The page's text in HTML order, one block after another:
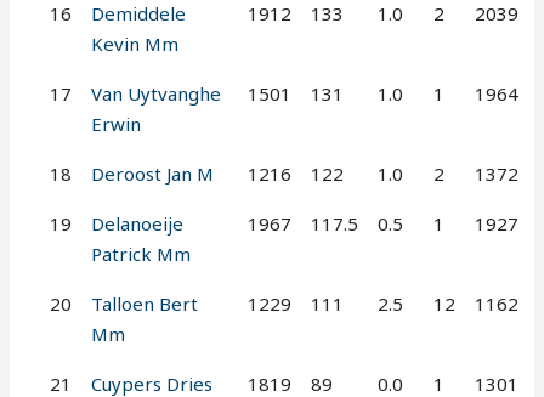
16
Demiddele
Kevin Mm
1912 133 1.0 2 2039
17
Van Uytvanghe
Erwin
1501 131 1.0 1 1964
18 Deroost Jan M 1216 122 1.0 2 1372
19
Delanoeije
Patrick Mm
1967 117.5 0.5 1 1927
20
Talloen Bert
Mm
1229 111 2.5 12 1162
21
Cuypers Dries
1819 89 0.0 1 1301